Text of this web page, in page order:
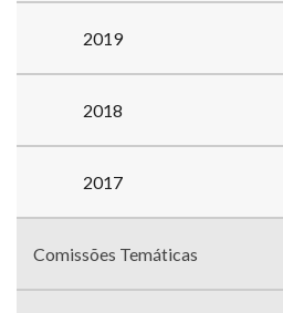
2019
2018
2017
Comissões Temáticas